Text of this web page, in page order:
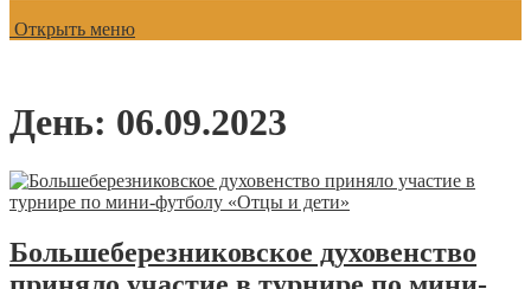
Открыть меню
День: 06.09.2023
Большеберезниковское духовенство